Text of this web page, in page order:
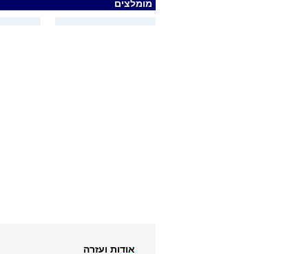
מומלצים
אודות ועזרה